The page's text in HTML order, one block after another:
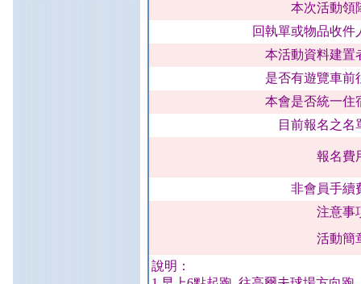
本次活動領
回執單或物品收件
本活動資料建置
是否有遊覽車前
本會是否統一住
目前報名之名
報名費
非會員手續
注意事
活動簡
說明：